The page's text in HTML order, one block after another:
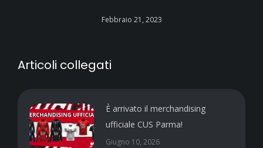
Febbraio 21, 2023
Articoli collegati
È arrivato il merchandising
ufficiale CUS Parma!
Giugno 10, 2026